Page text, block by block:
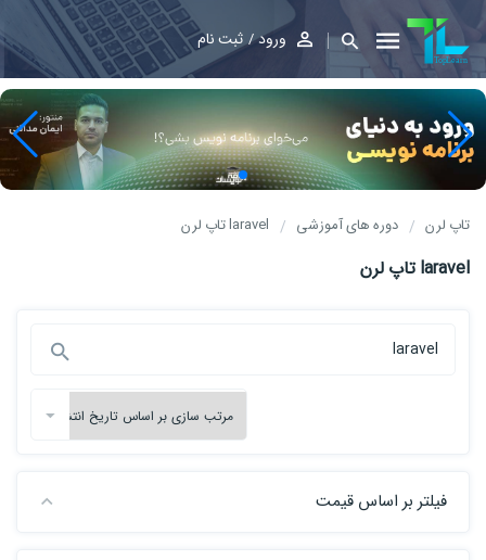
ورود ثبت نام
تاپ لرن دوره های آموزشی laravel تاپ لرن
laravel تاپ لرن
فیلتر بر اساس قیمت